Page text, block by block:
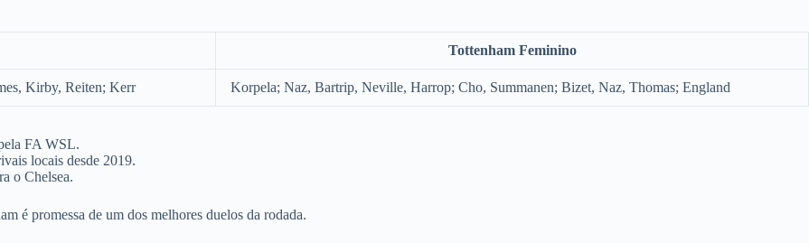
Tottenham Feminino
Kirby, Reiten; Kerr
Korpela; Naz, Bartrip, Neville, Harrop; Cho, Summanen; Bizet, Naz, Thomas; England
FA WSL.
locais desde 2019.
o Chelsea.
é promessa de um dos melhores duelos da rodada.